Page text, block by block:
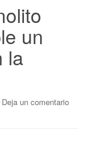
un
la
Deja un comentario